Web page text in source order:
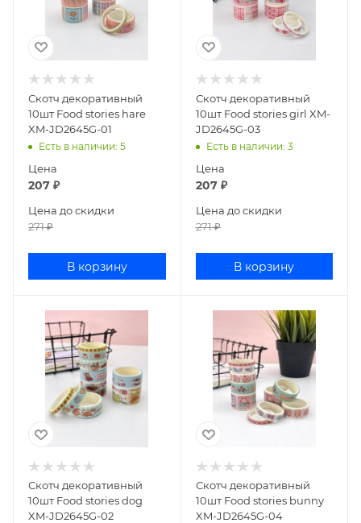
Скотч декоративный
10шт Food stories hare
XM-JD2645G-01
Есть в наличии: 5
Цена
207 ₽
Цена до скидки
271₽
В корзину
Скотч декоративный
10шт Food stories girl XM-
JD2645G-03
Есть в наличии: 3
Цена
207₽
Цена до скидки
271₽
В корзину
Скотч декоративный
10шт Food stories dog
XM-JD2645G-02
Скотч декоративный
10шт Food stories bunny
XM-JD2645G-04